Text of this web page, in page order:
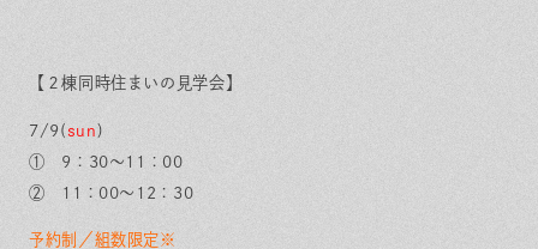
【２棟同時住まいの見学会】
7/9( sun)
① 9：30～11：00
② 11：00～12：30
予約制／組数限定※